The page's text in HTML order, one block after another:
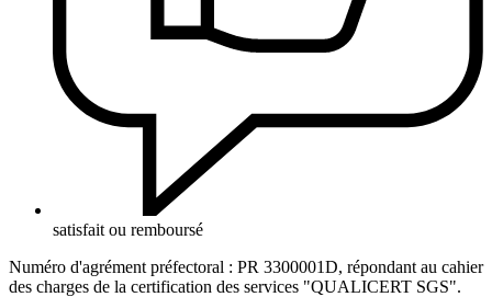
satisfait ou remboursé
Numéro d'agrément préfectoral : PR 3300001D, répondant au cahier
des charges de la certification des services "QUALICERT SGS".